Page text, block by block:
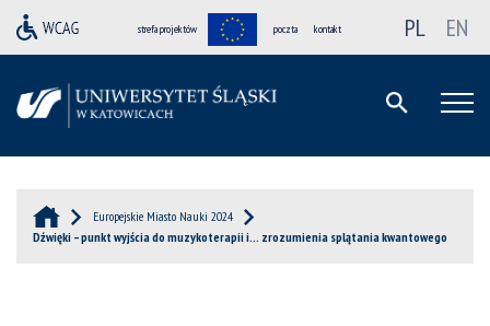
strefa projektów poczta kontakt PL EN
Europejskie Miasto Nauki 2024
Dźwięki – punkt wyjścia do muzykoterapii i… zrozumienia splątania kwantowego